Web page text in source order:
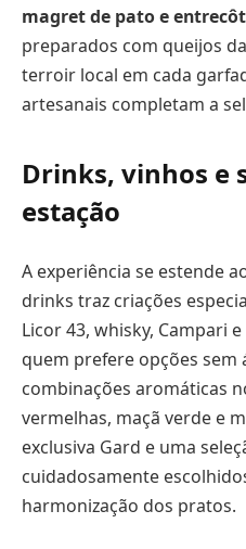
magret de pato e
preparados com queijos
terroir local em cada
artesanais completam a
Drinks, vinhos e
estação
A experiência se estende
drinks traz criações
Licor 43, whisky, Campari
quem prefere opções sem
combinações aromáticas
vermelhas, maçã verde e
exclusiva Gard e uma
cuidadosamente
harmonização dos pratos.